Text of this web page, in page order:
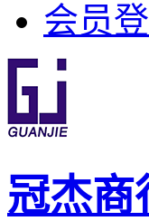
会员
冠杰商